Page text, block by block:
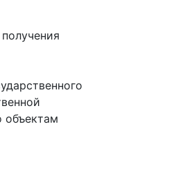
объектам